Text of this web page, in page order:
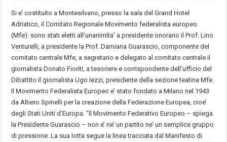
Si e’ costituito a Montesilvano, presso la sala del Grand Hotel
Adriatico, il Comitato Regionale Movimento federalista europeo
(Mfe): sono stati eletti all’unanimita’ a presidente onorario il Prof. Lino
Venturelli, a presidente la Prof. Damiana Guarascio, componente del
comitato centrale Mfe, a segretario e delegato al comitato centrale il
giornalista Donato Fioriti, a tesoriere e corrispondente dell’ufficio del
Dibattito il giornalista Ugo Iezzi, presidente della sezione teatina Mfe.
Il Movimento Federalista Europeo e’ stato fondato a Milano nel 1943
da Altiero Spinelli per la creazione della Federazione Europea, cioe’
degli Stati Uniti d’Europa. “Il Movimento Federativo Europeo – spiega
la Presidente Guarascio – non e’ ne’ un partito ne’ un semplice gruppo
di pressione. La sua lotta segue la linea tracciata dal Manifesto di